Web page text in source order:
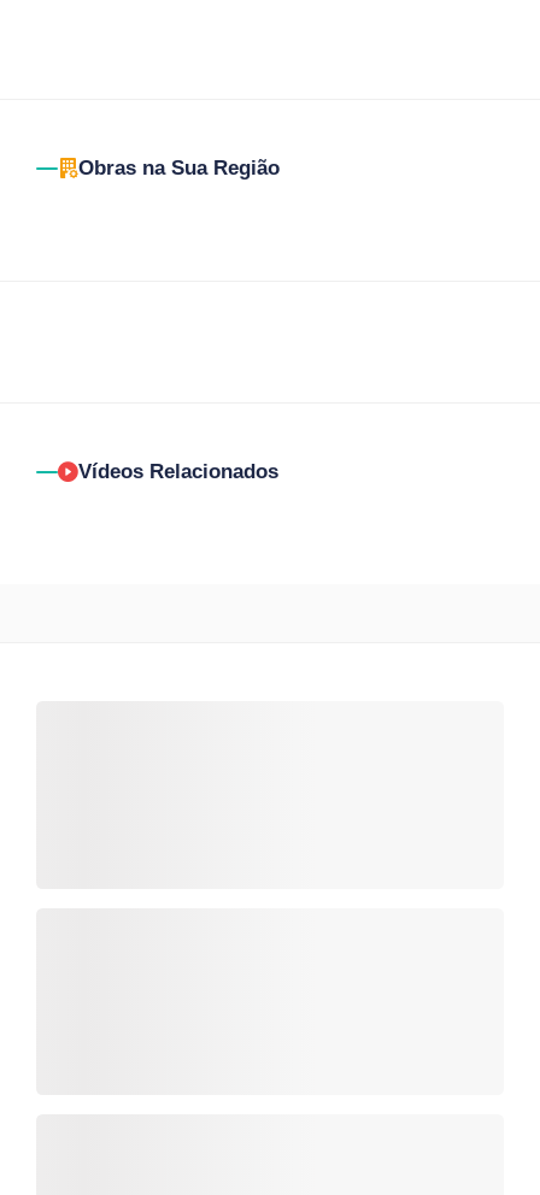
Obras na Sua Região
Vídeos Relacionados